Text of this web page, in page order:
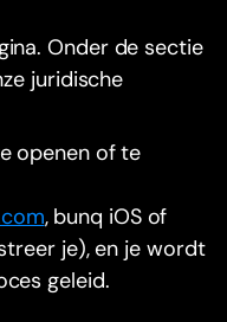
Onder de sectie
juridische
openen of te
, bunq iOS of
je), en je wordt
geleid.